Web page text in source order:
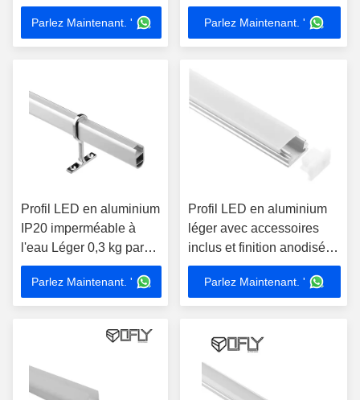
IP20 IP65 et longueur
personnalisable pour
l'installation de bandes
Parlez Maintenant. '
et plusieurs options de
couverture pour l'éclairage
moderne
Parlez Maintenant. '
Profil LED en aluminium
IP20 imperméable à
l'eau Léger 0,3 kg par
mètre Compatible avec
des bandes LED de 12
mm
Parlez Maintenant. '
Profil LED en aluminium
léger avec accessoires
inclus et finition anodisée
pour les solutions
d'éclairage LED
Parlez Maintenant. '